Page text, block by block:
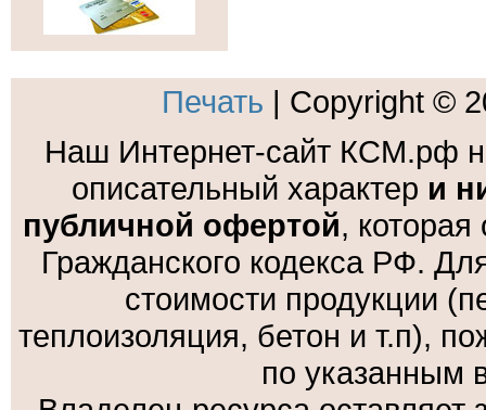
Печать | Copyright ©
Наш Интернет-сайт КСМ.рф
описательный характер и
публичной офертой,
Гражданского кодекса РФ.
стоимости продукции
теплоизоляция, бетон и т.п),
по указанным